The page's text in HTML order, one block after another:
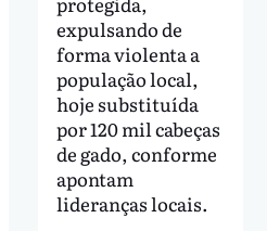
expulsando de
forma violenta a
população local,
hoje substituída
por 120 mil cabeças
de gado, conforme
apontam
lideranças locais.